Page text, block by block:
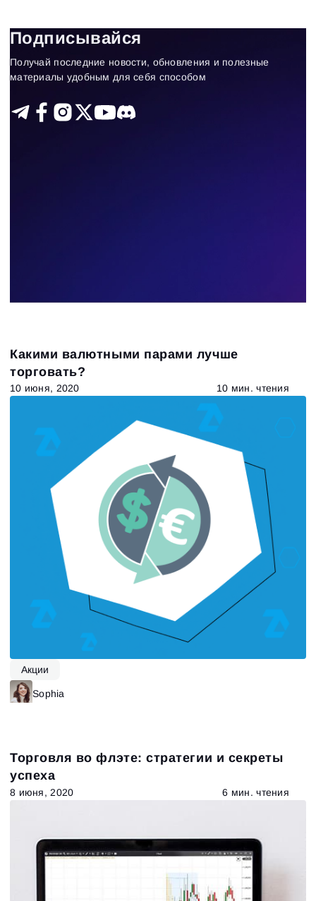
400 Results found
Какими валютными парами лучше
торговать?
10 июня, 2020 10 мин. чтения
Акции
Sophia
Торговля во флэте: стратегии и секреты
успеха
8 июня, 2020 6 мин. чтения
Подписывайся
Получай последние новости, обновления и полезные
материалы удобным для себя способом